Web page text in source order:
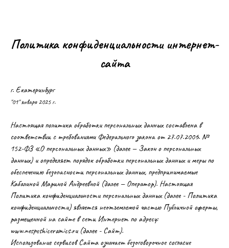
Политика конфиденциальности интернет-
сайта
г. Екатеринбург
"01" января 2025 г.
Настоящая политика обработки персональных данных составлена в
соответствии с требованиями Федерального закона от 27.07.2006. №
152-ФЗ «О персональных данных» (далее — Закон о персональных
данных) и определяет порядок обработки персональных данных и меры по
обеспечению безопасности персональных данных, предпринимаемые
Кабалиной Мариной Андреевной (далее — Оператор). Настоящая
Политика конфиденциальности персональных данных (далее - Политика
конфиденциальности) является неотъемлемой частью Публичной оферты,
размещенной на сайте в сети Интернет по адресу:
www.nespeshiceramics.ru (далее - Сайт).
Использование сервисов Сайта означает безоговорочное согласие